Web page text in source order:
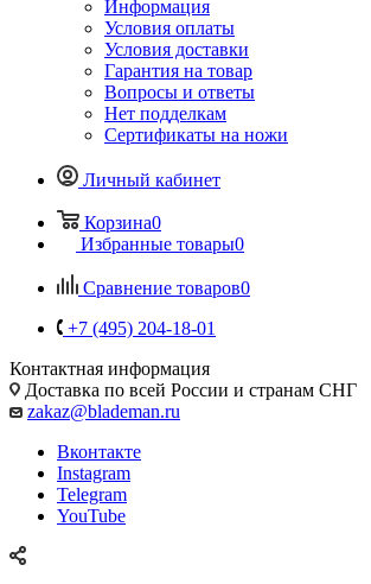
Информация
Условия оплаты
Условия доставки
Гарантия на товар
Вопросы и ответы
Нет подделкам
Сертификаты на ножи
Личный кабинет
Корзина0
Избранные товары0
Сравнение товаров0
+7 (495) 204-18-01
Контактная информация
Доставка по всей России и странам СНГ
zakaz@blademan.ru
Вконтакте
Instagram
Telegram
YouTube